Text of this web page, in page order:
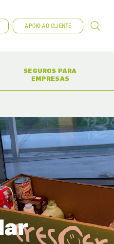
APOIO AO CLIENTE
SEGUROS PARA
EMPRESAS
(CURRENT)